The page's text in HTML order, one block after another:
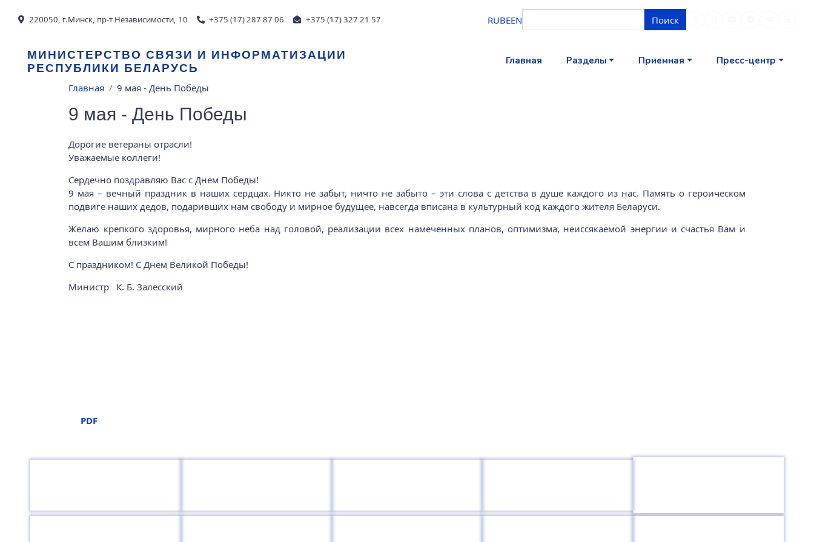
220050, г.Минск, пр-т Независимости, 10 +375 (17) 287 87 06 +375 (17) 327 21 57 RUBEEN Поиск
МИНИСТЕРСТВО СВЯЗИ И ИНФОРМАТИЗАЦИИ
РЕСПУБЛИКИ БЕЛАРУСЬ
Главная Разделы Приемная Пресс-центр
Строка навигации
Главная 9 мая - День Победы
9 мая - День Победы
Дорогие ветераны отрасли!
Уважаемые коллеги!
Сердечно поздравляю Вас с Днем Победы!
9 мая – вечный праздник в наших сердцах. Никто не забыт, ничто не забыто – эти слова с детства в душе каждого из нас. Память о героическом
подвиге наших дедов, подаривших нам свободу и мирное будущее, навсегда вписана в культурный код каждого жителя Беларуси.
Желаю крепкого здоровья, мирного неба над головой, реализации всех намеченных планов, оптимизма, неиссякаемой энергии и счастья Вам и
всем Вашим близким!
С праздником! С Днем Великой Победы!
Министр К. Б. Залесский
PDF